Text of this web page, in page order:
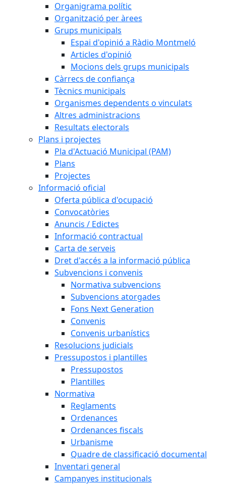
Organigrama polític
Organització per àrees
Grups municipals
Espai d'opinió a Ràdio Montmeló
Articles d'opinió
Mocions dels grups municipals
Càrrecs de confiança
Tècnics municipals
Organismes dependents o vinculats
Altres administracions
Resultats electorals
Plans i projectes
Pla d'Actuació Municipal (PAM)
Plans
Projectes
Informació oficial
Oferta pública d'ocupació
Convocatòries
Anuncis / Edictes
Informació contractual
Carta de serveis
Dret d'accés a la informació pública
Subvencions i convenis
Normativa subvencions
Subvencions atorgades
Fons Next Generation
Convenis
Convenis urbanístics
Resolucions judicials
Pressupostos i plantilles
Pressupostos
Plantilles
Normativa
Reglaments
Ordenances
Ordenances fiscals
Urbanisme
Quadre de classificació documental
Inventari general
Campanyes institucionals